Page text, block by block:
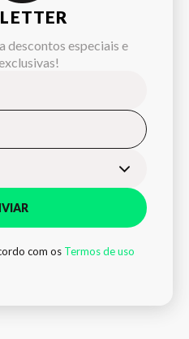
descontos especiais e
com os Termos de uso